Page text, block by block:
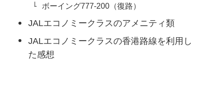
ボーイング777-200（復路）
JALエコノミークラスのアメニティ類
JALエコノミークラスの香港路線を利用し
た感想